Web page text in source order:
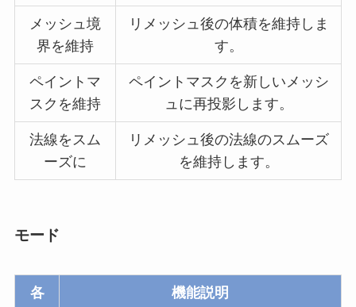
メッシュ境
界を維持
リメッシュ後の体積を維持しま
す。
ペイントマ
スクを維持
ペイントマスクを新しいメッシ
ュに再投影します。
法線をスム
ーズに
リメッシュ後の法線のスムーズ
を維持します。
モード
各
機能説明